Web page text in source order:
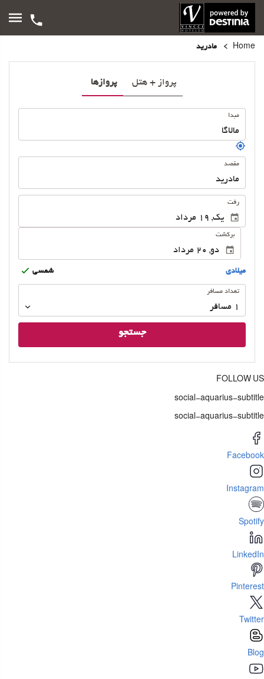
Home مادرید
پرواز + هتل پروازها
سفرمبدا
مقصد
رفت
بركشت
ميلادى شمسى
تعداد
تعداد مسافر
1 مسافر
جستجو
FOLLOW US
social-aquarius-subtitle
social-aquarius-subtitle
Facebook
Instagram
Spotify
LinkedIn
Pinterest
Twitter
Blog